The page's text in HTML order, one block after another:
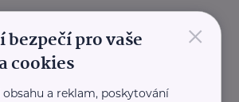
×
pro vaše
cookies
obsahu a reklam, poskytování